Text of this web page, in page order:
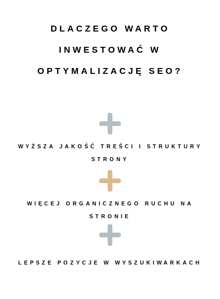
DLACZEGO WARTO
INWESTOWAĆ W
OPTYMALIZACJĘ SEO?
WYŻSZA JAKOŚĆ TREŚCI I STRUKTURY
STRONY
WIĘCEJ ORGANICZNEGO RUCHU NA
STRONIE
LEPSZE POZYCJE W WYSZUKIWARKACH